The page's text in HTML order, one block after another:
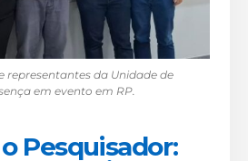
representantes da Unidade de
em evento em RP.
Pesquisador: